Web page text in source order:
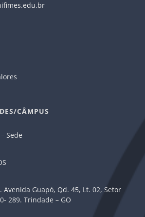
CÂMPUS
Sede
Avenida Guapó, Qd. 45, Lt. 02, Setor
289. Trindade – GO